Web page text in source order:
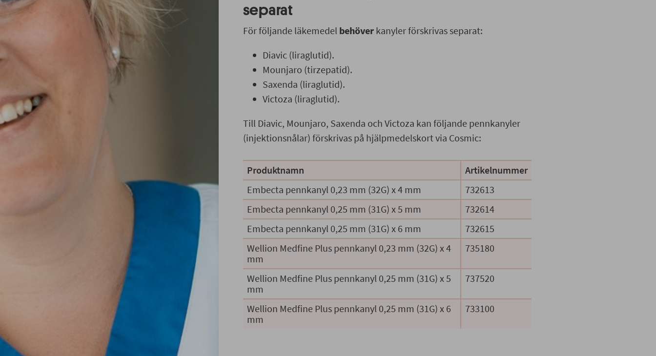
separat
För följande läkemedel behöverkanyler förskrivas separat:
Diavic (liraglutid).
Mounjaro (tirzepatid).
Saxenda (liraglutid).
Victoza (liraglutid).
Till Diavic, Mounjaro, Saxenda och Victoza kan följande pennkanyler
(injektionsnålar) förskrivas på hjälpmedelskort via Cosmic:
Produktnamn
Artikelnummer
Embecta pennkanyl 0,23 mm (32G) x 4 mm
732613
Embecta pennkanyl 0,25 mm (31G) x 5 mm
732614
Embecta pennkanyl 0,25 mm (31G) x 6 mm
732615
Wellion Medfine Plus pennkanyl 0,23 mm (32G) x 4
mm
735180
Wellion Medfine Plus pennkanyl 0,25 mm (31G) x 5
mm
737520
Wellion Medfine Plus pennkanyl 0,25 mm (31G) x 6
mm
733100